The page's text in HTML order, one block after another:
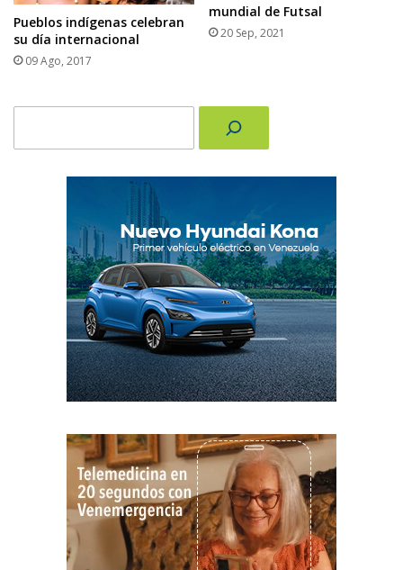
Pueblos indígenas celebran
su día internacional
09 Ago, 2017
mundial de Futsal
20 Sep, 2021